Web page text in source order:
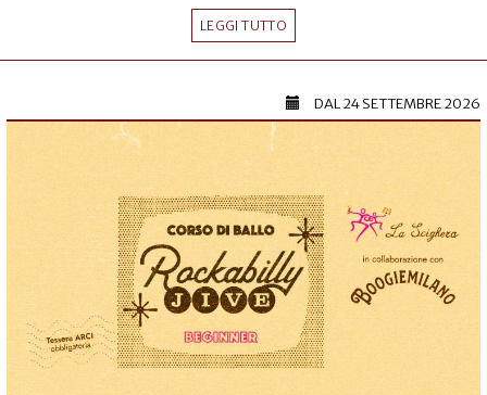
LEGGI TUTTO
DAL24 SETTEMBRE 2026